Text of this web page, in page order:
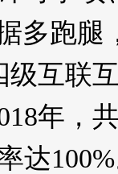
多跑
级互联
年，
达